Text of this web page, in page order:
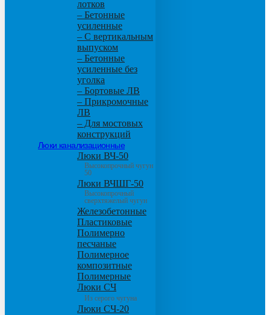
лотков
– Бетонные
усиленные
– С вертикальным
выпуском
– Бетонные
усиленные без
уголка
– Бортовые ЛВ
– Прикромочные
ЛВ
– Для мостовых
конструкций
Люки канализационные
Люки ВЧ-50
Высокопрочный чугун
50
Люки ВЧШГ-50
Высокопрочный
сверхтяжелый чугун
Железобетонные
Пластиковые
Полимерно
песчаные
Полимерное
композитные
Полимерные
Люки СЧ
Из серого чугуна
Люки СЧ-20